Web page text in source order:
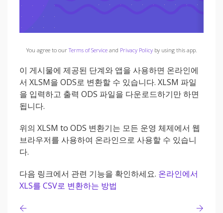
You agree to ourTerms of Serviceand Privacy Policyby using this app.
이 게시물에 제공된 단계와 앱을 사용하면 온라인에
서 XLSM을 ODS로 변환할 수 있습니다. XLSM 파일
을 입력하고 출력 ODS 파일을 다운로드하기만 하면
됩니다.
위의 XLSM to ODS 변환기는 모든 운영 체제에서 웹
브라우저를 사용하여 온라인으로 사용할 수 있습니
다.
다음 링크에서 관련 기능을 확인하세요. 온라인에서
XLS를 CSV로 변환하는 방법